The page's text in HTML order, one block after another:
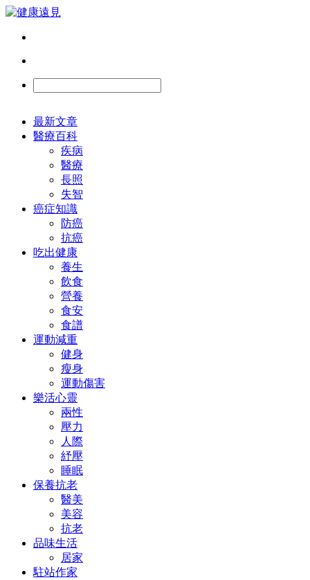
最新文章
醫療百科
疾病
醫療
長照
失智
癌症知識
防癌
抗癌
吃出健康
養生
飲食
營養
食安
食譜
運動減重
健身
瘦身
運動傷害
樂活心靈
兩性
壓力
人際
紓壓
睡眠
保養抗老
醫美
美容
抗老
品味生活
居家
駐站作家